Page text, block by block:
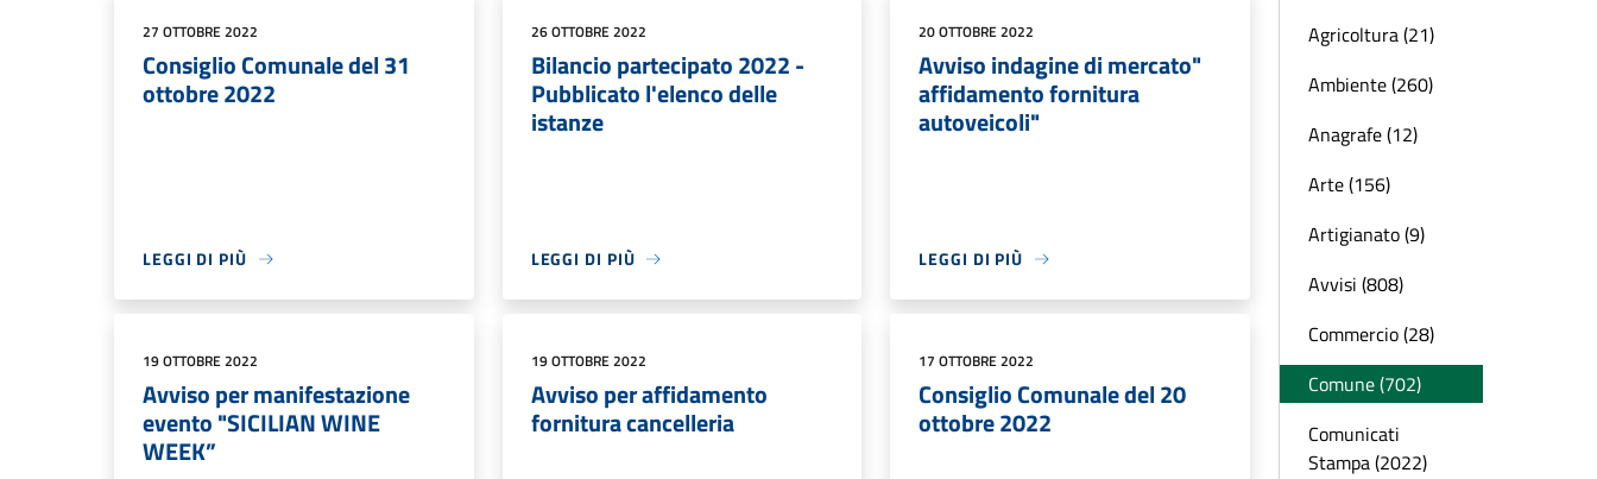
27 OTTOBRE 2022
Consiglio Comunale del 31
ottobre 2022
LEGGI DI PIÙ
26 OTTOBRE 2022
Bilancio partecipato 2022 -
Pubblicato l'elenco delle
istanze
LEGGI DI PIÙ
20 OTTOBRE 2022
Avviso indagine di mercato"
affidamento fornitura
autoveicoli"
LEGGI DI PIÙ
19 OTTOBRE 2022
Avviso per manifestazione
evento "SICILIAN WINE
WEEK”
19 OTTOBRE 2022
Avviso per affidamento
fornitura cancelleria
17 OTTOBRE 2022
Consiglio Comunale del 20
ottobre 2022
Agricoltura (21)
Ambiente (260)
Anagrafe (12)
Arte (156)
Artigianato (9)
Avvisi (808)
Commercio (28)
Comune (702)
Comunicati
Stampa (2022)